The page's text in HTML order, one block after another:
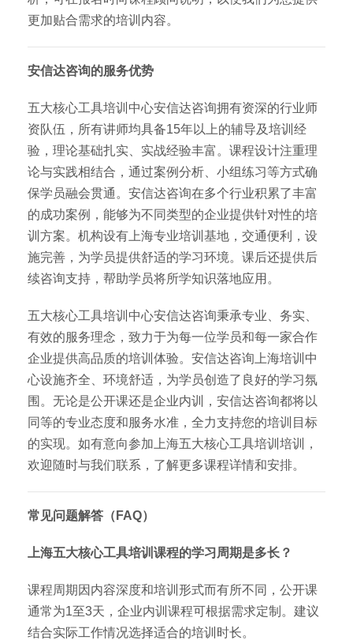
更加贴合需求的培训内容。
安信达咨询的服务优势
五大核心工具培训中心安信达咨询拥有资深的行业师
资队伍，所有讲师均具备15年以上的辅导及培训经
验，理论基础扎实、实战经验丰富。课程设计注重理
论与实践相结合，通过案例分析、小组练习等方式确
保学员融会贯通。安信达咨询在多个行业积累了丰富
的成功案例，能够为不同类型的企业提供针对性的培
训方案。机构设有上海专业培训基地，交通便利，设
施完善，为学员提供舒适的学习环境。课后还提供后
续咨询支持，帮助学员将所学知识落地应用。
五大核心工具培训中心安信达咨询秉承专业、务实、
有效的服务理念，致力于为每一位学员和每一家合作
企业提供高品质的培训体验。安信达咨询上海培训中
心设施齐全、环境舒适，为学员创造了良好的学习氛
围。无论是公开课还是企业内训，安信达咨询都将以
同等的专业态度和服务水准，全力支持您的培训目标
的实现。如有意向参加上海五大核心工具培训培训，
欢迎随时与我们联系，了解更多课程详情和安排。
常见问题解答（FAQ）
上海五大核心工具培训课程的学习周期是多长？
课程周期因内容深度和培训形式而有所不同，公开课
通常为1至3天，企业内训课程可根据需求定制。建议
结合实际工作情况选择适合的培训时长。